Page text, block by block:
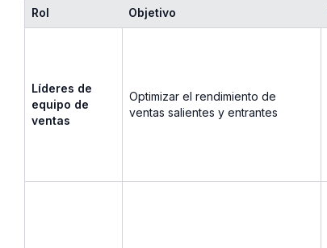
Rol Objetivo
Líderes de
equipo de
ventas
Optimizar el rendimiento de
ventas salientes y entrantes